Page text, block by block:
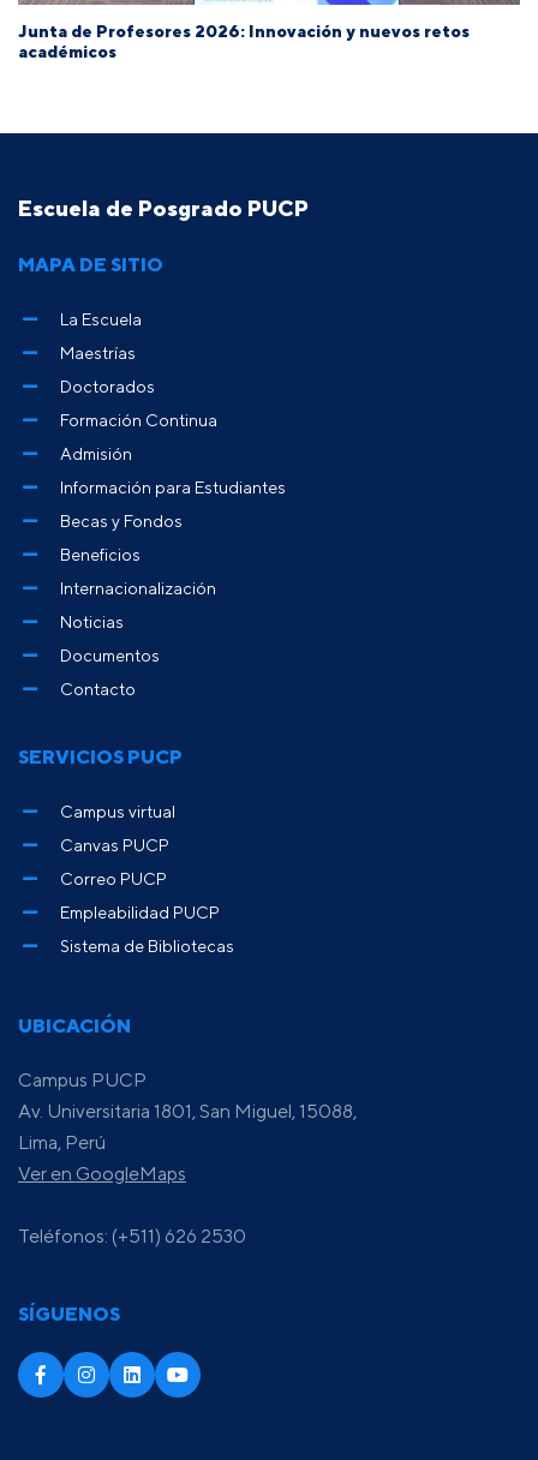
Junta de Profesores 2026: Innovación y nuevos retos
académicos
Escuela de Posgrado PUCP
UBICACIÓN
Campus PUCP
Av. Universitaria 1801, San Miguel, 15088,
Lima, Perú
Ver en GoogleMaps
Teléfonos: (+511) 626 2530
SÍGUENOS
MAPA DE SITIO
La Escuela
Maestrías
Doctorados
Formación Continua
Admisión
Información para Estudiantes
Becas y Fondos
Beneficios
Internacionalización
Noticias
Documentos
Contacto
SERVICIOS PUCP
Campus virtual
Canvas PUCP
Correo PUCP
Empleabilidad PUCP
Sistema de Bibliotecas